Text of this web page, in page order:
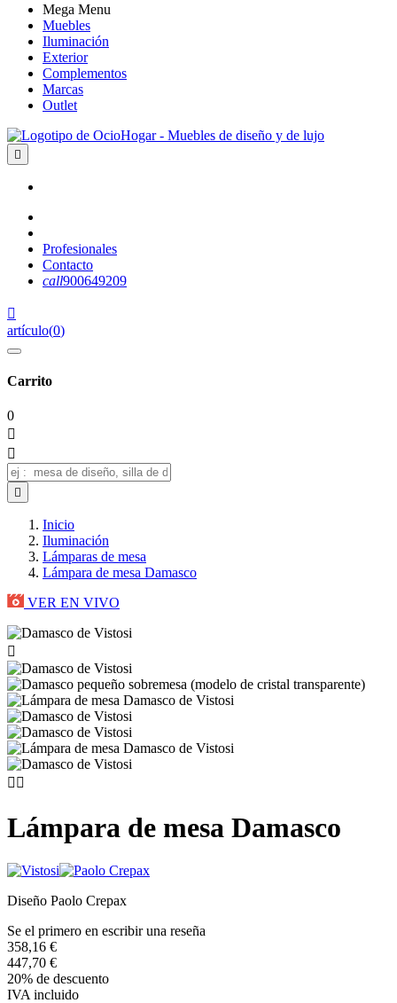
Mega Menu
Muebles
Iluminación
Exterior
Complementos
Marcas
Outlet

Profesionales
Contacto
call900649209

artículo(0)
Carrito
0



Inicio
Iluminación
Lámparas de mesa
Lámpara de mesa Damasco
VER EN VIVO

 
Lámpara de mesa Damasco
Diseño Paolo Crepax
Se el primero en escribir una reseña
358,16 €
447,70 €
20% de descuento
IVA incluido